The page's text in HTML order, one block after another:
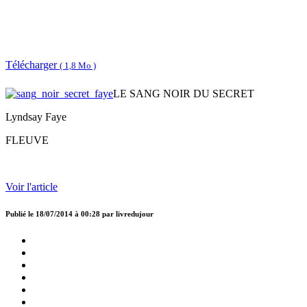
Télécharger ( 1,8 Mo )
LE SANG NOIR DU SECRET
Lyndsay Faye
FLEUVE
Voir l'article
Publié le 18/07/2014 à 00:28 par livredujour